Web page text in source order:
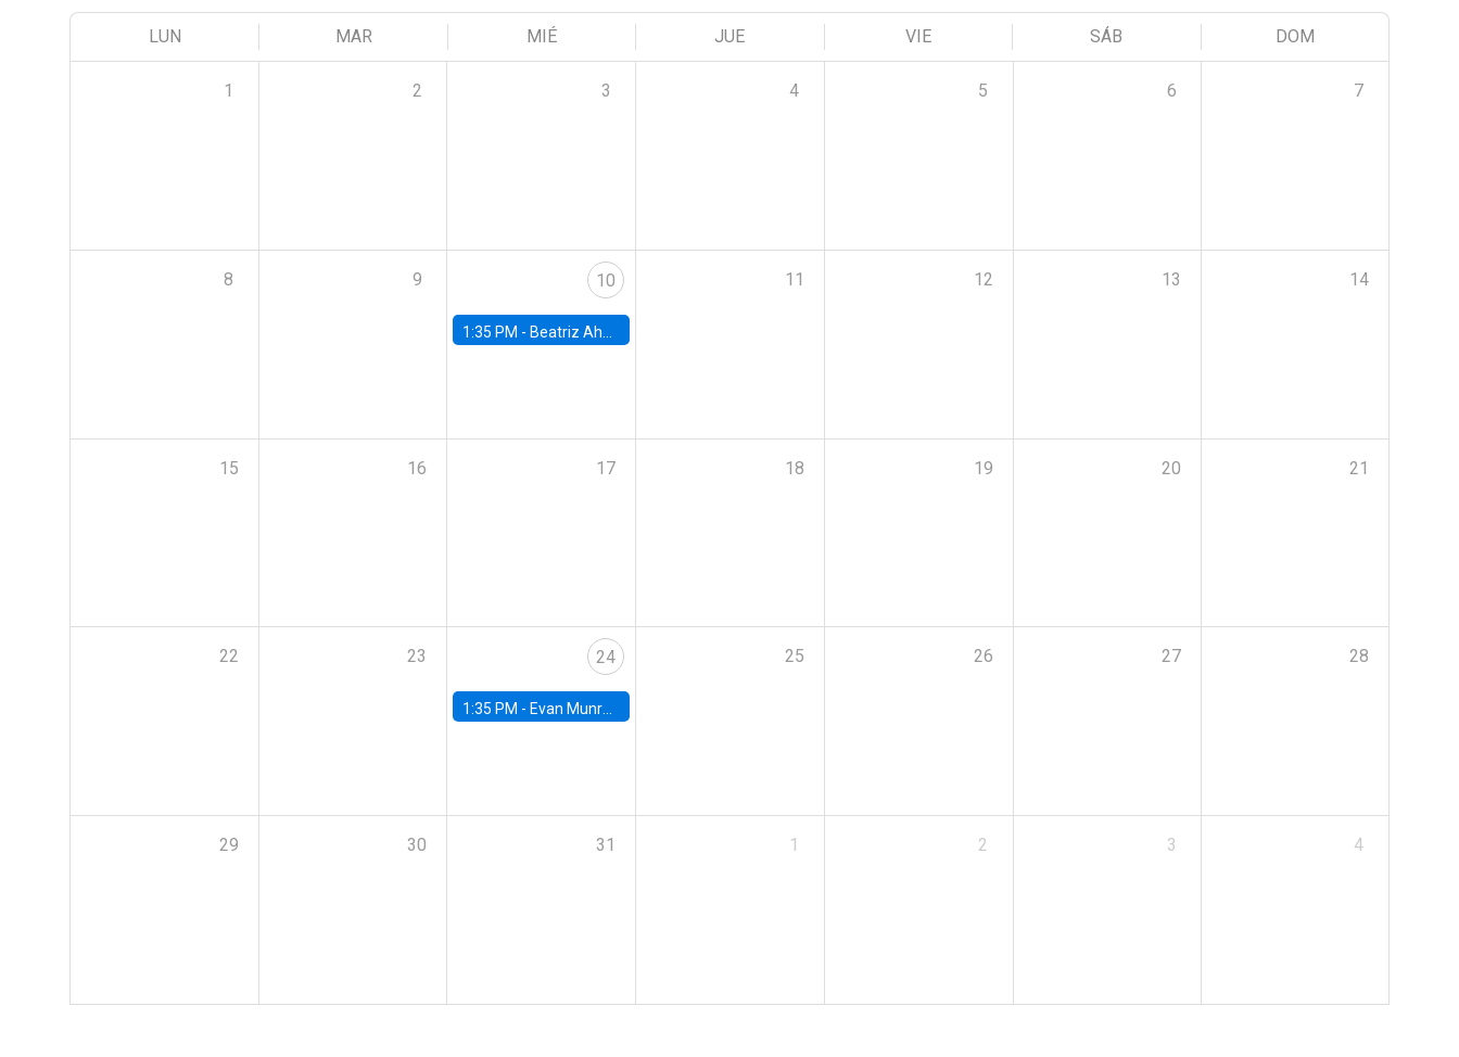
LUN MAR MIÉ JUE VIE SÁB DOM
1 2 3 4 5 6 7
8 9 10
1:35 PM - Beatriz Ahumada, PhD candidate, Universidad de Pittsburgh
11 12 13 14
15 16 17 18 19 20 21
22 23 24
1:35 PM - Evan Munro, Neyman Visiting Assistant Professor in the Department of Statistics at UC Berkeley
25 26 27 28
29 30 31 1 2 3 4